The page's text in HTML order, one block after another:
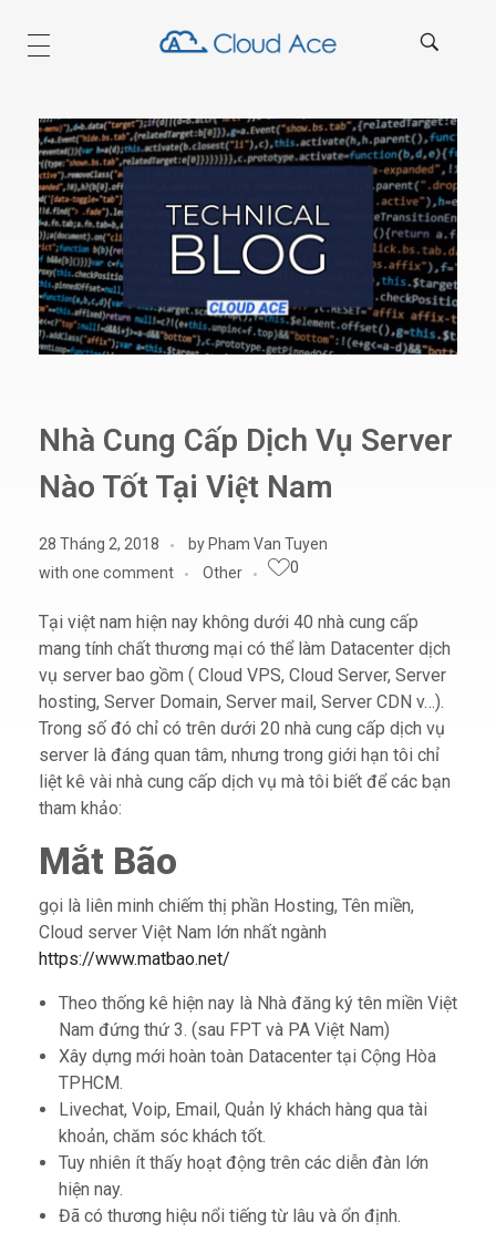
Nhà Cung Cấp Dịch Vụ Server
Nào Tốt Tại Việt Nam
28 Tháng 2, 2018 by Pham Van Tuyen
with one comment Other 0
Tại việt nam hiện nay không dưới 40 nhà cung cấp
mang tính chất thương mại có thể làm Datacenter dịch
vụ server bao gồm ( Cloud VPS, Cloud Server, Server
hosting, Server Domain, Server mail, Server CDN v…).
Trong số đó chỉ có trên dưới 20 nhà cung cấp dịch vụ
server là đáng quan tâm, nhưng trong giới hạn tôi chỉ
liệt kê vài nhà cung cấp dịch vụ mà tôi biết để các bạn
tham khảo:
Mắt Bão
gọi là liên minh chiếm thị phần Hosting, Tên miền,
Cloud server Việt Nam lớn nhất ngành
https://www.matbao.net/
Theo thống kê hiện nay là Nhà đăng ký tên miền Việt
Nam đứng thứ 3. (sau FPT và PA Việt Nam)
Xây dựng mới hoàn toàn Datacenter tại Cộng Hòa
TPHCM.
Livechat, Voip, Email, Quản lý khách hàng qua tài
khoản, chăm sóc khách tốt.
Tuy nhiên ít thấy hoạt động trên các diễn đàn lớn
hiện nay.
Đã có thương hiệu nổi tiếng từ lâu và ổn định.